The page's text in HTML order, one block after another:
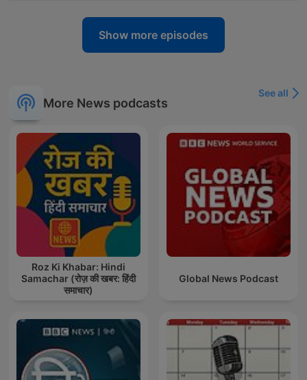
Show more episodes
More News podcasts
See all
Roz Ki Khabar: Hindi
Samachar (रोज़ की खबर: हिंदी
समाचार)
Global News Podcast